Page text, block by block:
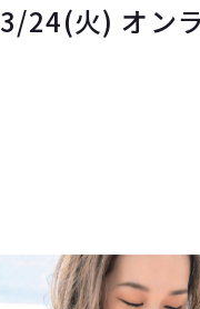
3/24(火) オン